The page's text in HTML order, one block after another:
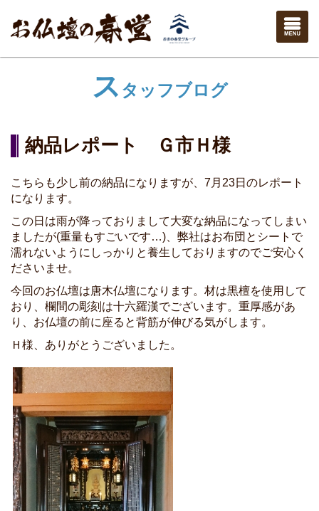
ス タッフブログ
納品レポート Ｇ市Ｈ様
こちらも少し前の納品になりますが、7月23日のレポート
になります。
この日は雨が降っておりまして大変な納品になってしまい
ましたが(重量もすごいです…)、弊社はお布団とシートで
濡れないようにしっかりと養生しておりますのでご安心く
ださいませ。
今回のお仏壇は唐木仏壇になります。材は黒檀を使用して
おり、欄間の彫刻は十六羅漢でございます。重厚感があ
り、お仏壇の前に座ると背筋が伸びる気がします。
Ｈ様、ありがとうございました。